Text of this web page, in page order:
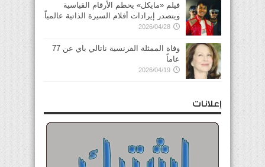
فيلم «مايكل» يحطم الأرقام القياسية
ويتصدر إيرادات أفلام السيرة الذاتية عالمياً
2026/04/28
وفاة الممثلة الفرنسية ناتالي باي عن 77
عاماً
2026/04/19
إعلانات